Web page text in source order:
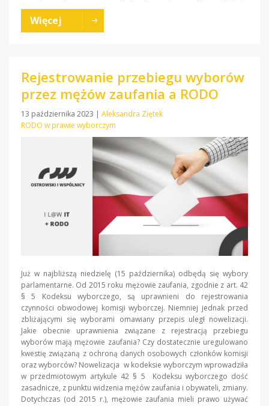
Więcej
Rejestrowanie przebiegu wyborów
przez mężów zaufania a RODO
13 października 2023 | Aleksandra Ziętek
RODO w prawie wyborczym
Już w najbliższą niedzielę (15 października) odbędą się wybory
parlamentarne. Od 2015 roku mężowie zaufania, zgodnie z art. 42
§ 5 Kodeksu wyborczego, są uprawnieni do rejestrowania
czynności obwodowej komisji wyborczej. Niemniej jednak przed
zbliżającymi się wyborami omawiany przepis uległ nowelizacji.
Jakie obecnie uprawnienia związane z rejestracją przebiegu
wyborów mają mężowie zaufania? Czy dostatecznie uregulowano
kwestię związaną z ochroną danych osobowych członków komisji
oraz wyborców? Nowelizacja w kodeksie wyborczym wprowadziła
w przedmiotowym artykule 42 § 5 Kodeksu wyborczego dość
zasadnicze, z punktu widzenia mężów zaufania i obywateli, zmiany.
Dotychczas (od 2015 r.), mężowie zaufania mieli prawo używać